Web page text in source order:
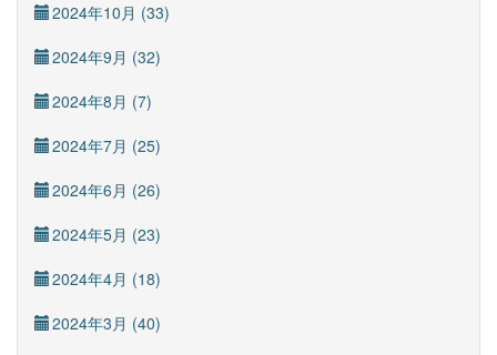
2024年10月 (33)
2024年9月 (32)
2024年8月 (7)
2024年7月 (25)
2024年6月 (26)
2024年5月 (23)
2024年4月 (18)
2024年3月 (40)